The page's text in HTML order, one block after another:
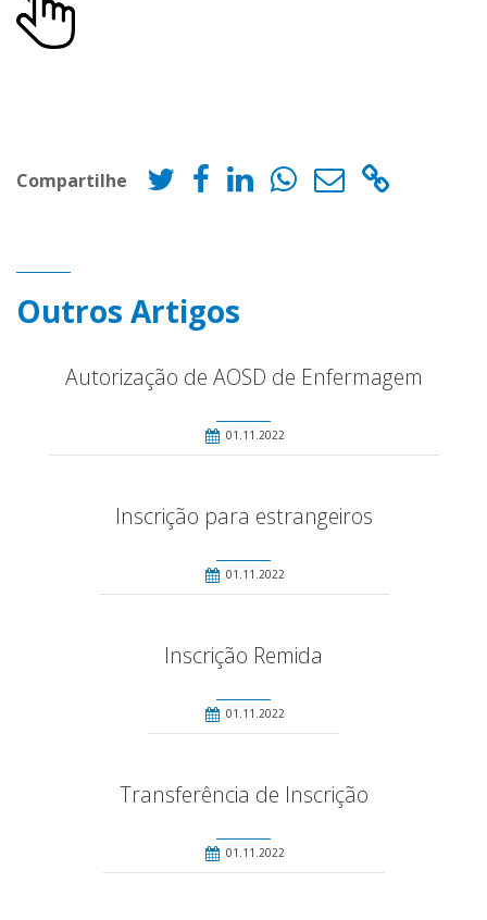
Compartilhe
Outros Artigos
Autorização de AOSD de Enfermagem
01.11.2022
Inscrição para estrangeiros
01.11.2022
Inscrição Remida
01.11.2022
Transferência de Inscrição
01.11.2022